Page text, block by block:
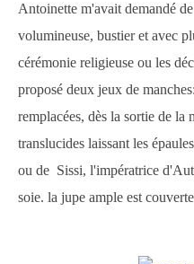
Antoinette m'avait demandé
volumineuse, bustier et avec
cérémonie religieuse ou les
proposé deux jeux de
remplacées, dès la sortie de la
translucides laissant les
ou de Sissi, l'impératrice
soie. la jupe ample est